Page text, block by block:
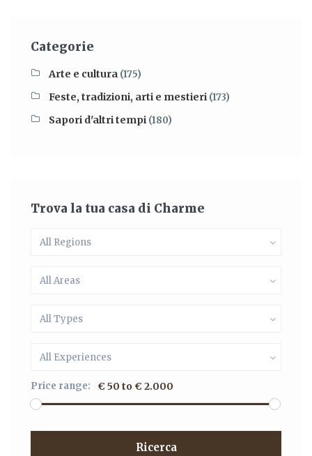
Categorie
Arte e cultura (175)
Feste, tradizioni, arti e mestieri (173)
Sapori d'altri tempi (180)
Trova la tua casa di Charme
All Regions
All Areas
All Types
All Experiences
Price range: € 50 to € 2.000
Ricerca